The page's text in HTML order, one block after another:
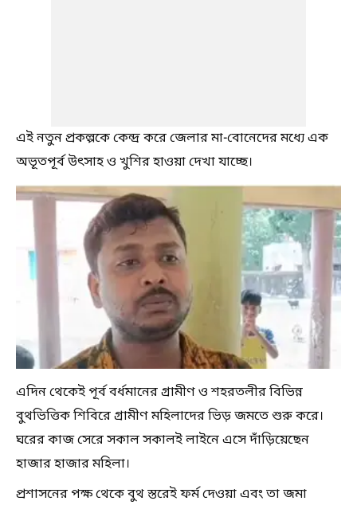
এই নতুন প্রকল্পকে কেন্দ্র করে জেলার মা-বোনেদের মধ্যে এক
অভূতপূর্ব উৎসাহ ও খুশির হাওয়া দেখা যাচ্ছে।
এদিন থেকেই পূর্ব বর্ধমানের গ্রামীণ ও শহরতলীর বিভিন্ন
বুথভিত্তিক শিবিরে গ্রামীণ মহিলাদের ভিড় জমতে শুরু করে।
ঘরের কাজ সেরে সকাল সকালই লাইনে এসে দাঁড়িয়েছেন
হাজার হাজার মহিলা।
প্রশাসনের পক্ষ থেকে বুথ স্তরেই ফর্ম দেওয়া এবং তা জমা